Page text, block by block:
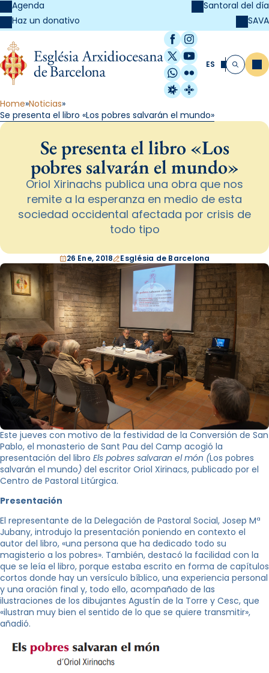
Agenda
Haz un donativo
Santoral del día
SAVA
Facebook
Instagram
X / Twitter
YouTube
WhatsApp
Flickr
Radio Estel
Catalunya
ES Buscar
Home Noticias
Se presenta el libro «Los pobres salvarán el mundo»
Se presenta el libro «Los
pobres salvarán el mundo»
Oriol Xirinachs publica una obra que nos
remite a la esperanza en medio de esta
sociedad occidental afectada por crisis de
todo tipo
26 Ene, 2018 Església de Barcelona
Este jueves con motivo de la festividad de la Conversión de San
Pablo, el monasterio de Sant Pau del Camp acogió la
presentación del libro Els pobres salvaran el món (Los pobres
salvarán el mundo) del escritor Oriol Xirinacs, publicado por el
Centro de Pastoral Litúrgica.
Presentación
El representante de la Delegación de Pastoral Social, Josep Mª
Jubany, introdujo la presentación poniendo en contexto el
autor del libro, «una persona que ha dedicado todo su
magisterio a los pobres». También, destacó la facilidad con la
que se leía el libro, porque estaba escrito en forma de capítulos
cortos donde hay un versículo bíblico, una experiencia personal
y una oración final y, todo ello, acompañado de las
ilustraciones de los dibujantes Agustín de la Torre y Cesc, que
«ilustran muy bien el sentido de lo que se quiere transmitir»,
añadió.